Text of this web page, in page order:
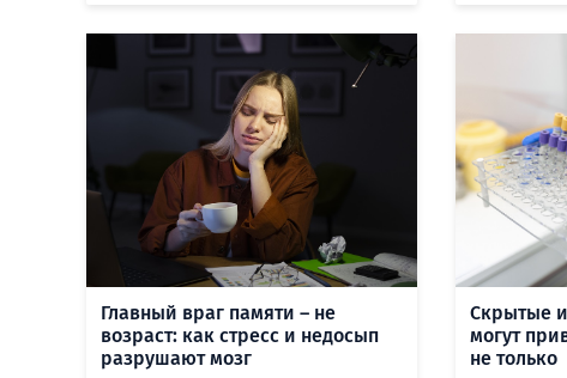
Главный враг памяти – не
возраст: как стресс и недосып
разрушают мозг
Скрытые
могут
не только